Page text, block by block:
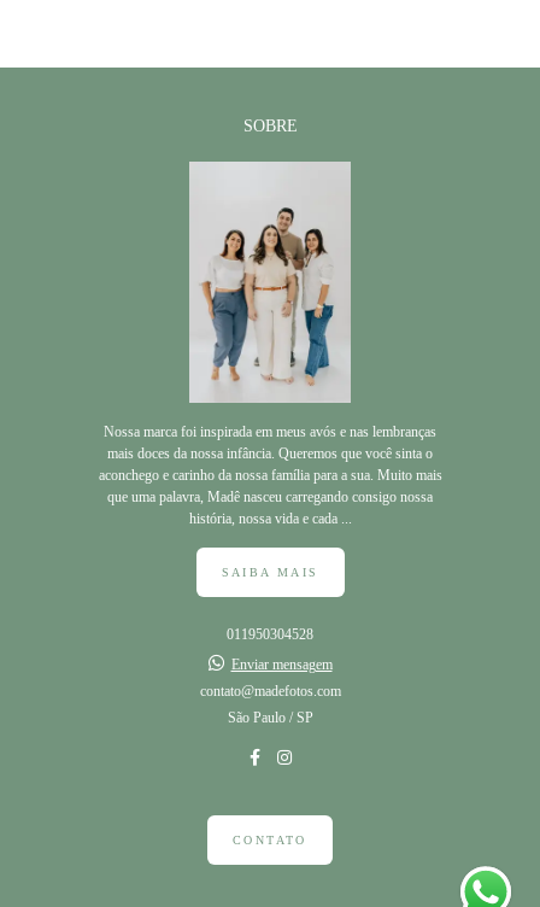
SOBRE
Nossa marca foi inspirada em meus avós e nas lembranças
mais doces da nossa infância. Queremos que você sinta o
aconchego e carinho da nossa família para a sua. Muito mais
que uma palavra, Madê nasceu carregando consigo nossa
história, nossa vida e cada ...
SAIBA MAIS
011950304528
Enviar mensagem
contato@madefotos.com
São Paulo / SP
CONTATO